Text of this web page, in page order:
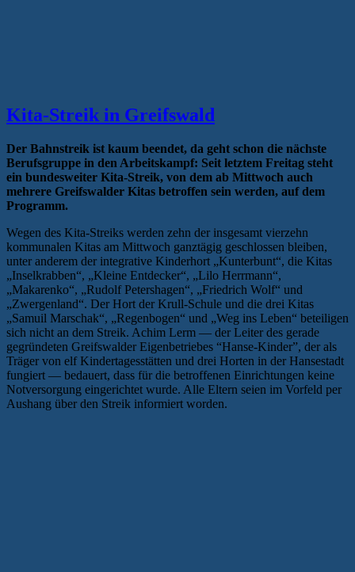
Kita-Streik in Greifswald
Der Bahnstreik ist kaum beendet, da geht schon die nächste
Berufsgruppe in den Arbeitskampf: Seit letztem Freitag steht
ein bundesweiter Kita-Streik, von dem ab Mittwoch auch
mehrere Greifswalder Kitas betroffen sein werden, auf dem
Programm.
Wegen des Kita-Streiks werden zehn der insgesamt vierzehn
kommunalen Kitas am Mittwoch ganztägig geschlossen bleiben,
unter anderem der integrative Kinderhort „Kunterbunt“, die Kitas
„Inselkrabben“, „Kleine Entdecker“, „Lilo Herrmann“,
„Makarenko“, „Rudolf Petershagen“, „Friedrich Wolf“ und
„Zwergenland“. Der Hort der Krull-Schule und die drei Kitas
„Samuil Marschak“, „Regenbogen“ und „Weg ins Leben“ beteiligen
sich nicht an dem Streik. Achim Lerm — der Leiter des gerade
gegründeten Greifswalder Eigenbetriebes “Hanse-Kinder”, der als
Träger von elf Kindertagesstätten und drei Horten in der Hansestadt
fungiert — bedauert, dass für die betroffenen Einrichtungen keine
Notversorgung eingerichtet wurde. Alle Eltern seien im Vorfeld per
Aushang über den Streik informiert worden.